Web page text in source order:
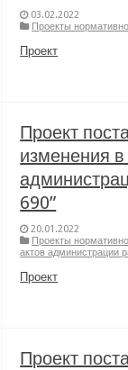
03.02.2022
Проекты
Проект
Проект
изменения
690”
20.01.2022
Проекты
актов администрации
Проект
Проект